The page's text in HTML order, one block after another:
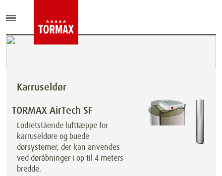
Karruseldør
TORMAX AirTech SF
Lodretstående lufttæppe for
karruseldøre og buede
dørsystemer, der kan anvendes
ved døråbninger i op til 4 meters
bredde.